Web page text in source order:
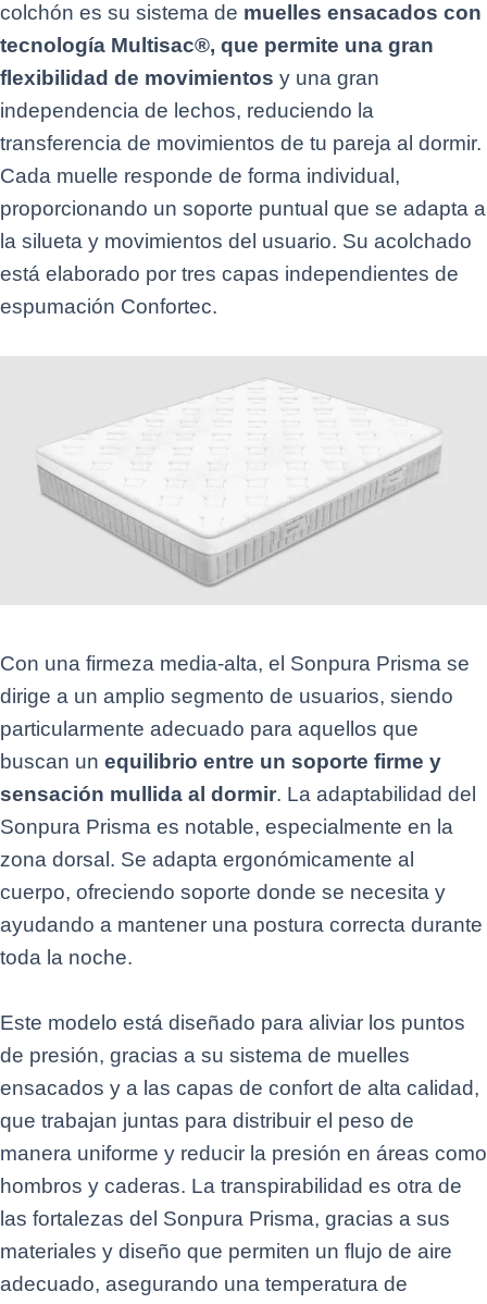
colchón es su sistema de muelles ensacados con
tecnología Multisac®, que permite una gran
flexibilidad de movimientos y una gran
independencia de lechos, reduciendo la
transferencia de movimientos de tu pareja al dormir.
Cada muelle responde de forma individual,
proporcionando un soporte puntual que se adapta a
la silueta y movimientos del usuario. Su acolchado
está elaborado por tres capas independientes de
espumación Confortec.
Con una firmeza media-alta, el Sonpura Prisma se
dirige a un amplio segmento de usuarios, siendo
particularmente adecuado para aquellos que
buscan un equilibrio entre un soporte firme y
sensación mullida al dormir. La adaptabilidad del
Sonpura Prisma es notable, especialmente en la
zona dorsal. Se adapta ergonómicamente al
cuerpo, ofreciendo soporte donde se necesita y
ayudando a mantener una postura correcta durante
toda la noche.
Este modelo está diseñado para aliviar los puntos
de presión, gracias a su sistema de muelles
ensacados y a las capas de confort de alta calidad,
que trabajan juntas para distribuir el peso de
manera uniforme y reducir la presión en áreas como
hombros y caderas. La transpirabilidad es otra de
las fortalezas del Sonpura Prisma, gracias a sus
materiales y diseño que permiten un flujo de aire
adecuado, asegurando una temperatura de